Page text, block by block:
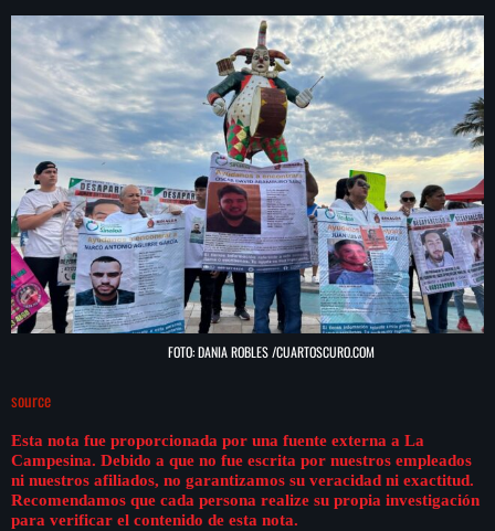
FOTO: DANIA ROBLES /CUARTOSCURO.COM
source
Esta nota fue proporcionada por una fuente externa a La
Campesina. Debido a que no fue escrita por nuestros empleados
ni nuestros afiliados, no garantizamos su veracidad ni exactitud.
Recomendamos que cada persona realize su propia investigación
para verificar el contenido de esta nota.